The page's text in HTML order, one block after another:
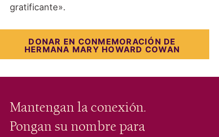
gratificante».
DONAR EN CONMEMORACIÓN DE
HERMANA MARY HOWARD COWAN
Mantengan la conexión.
Pongan su nombre para